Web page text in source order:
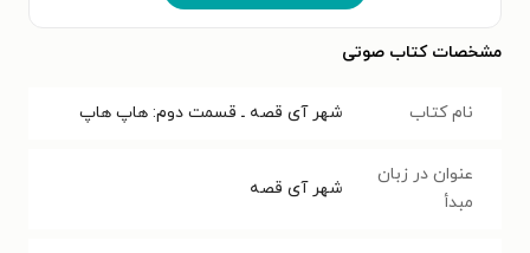
مشخصات کتاب صوتی
نام کتاب شهر آی قصه ـ قسمت دوم: هاپ هاپ
عنوان در زبان
مبدأ
شهر آی قصه